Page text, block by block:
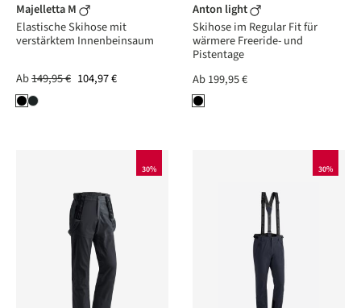
Majelletta M
Elastische Skihose mit
verstärktem Innenbeinsaum
Ab149,95 € 104,97 €
Anton light
Skihose im Regular Fit für
wärmere Freeride- und
Pistentage
Ab199,95 €
30% 30%